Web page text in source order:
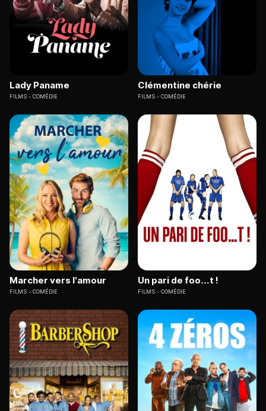
Lady Paname
FILMS COMÉDIE
Clémentine chérie
FILMS COMÉDIE
Marcher vers l'amour
FILMS COMÉDIE
Un pari de foo…t !
FILMS COMÉDIE